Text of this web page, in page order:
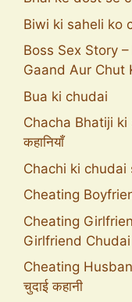
Biwi ki saheli ko
Boss Sex Story
Gaand Aur Chut
Bua ki chudai
Chacha Bhatiji ki
कहानियाँ
Chachi ki chudai
Cheating
Cheating
Girlfriend
Cheating
चुदाई कहानी